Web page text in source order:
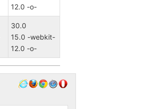
12.0 -o-
30.0
15.0 -webkit-
12.0 -o-